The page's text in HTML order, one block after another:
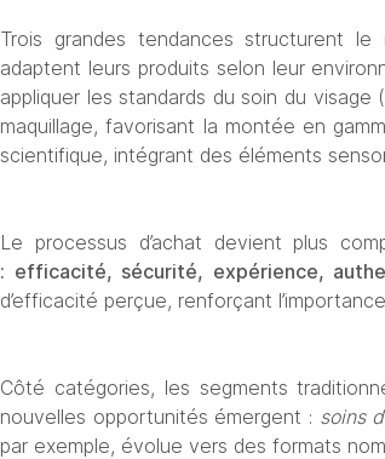
Trois grandes tendances structurent le
adaptent leurs produits selon leur
appliquer les standards du soin du
maquillage, favorisant la montée en
scientifique, intégrant des éléments
Le processus d’achat devient plus
: efficacité, sécurité, expérience,
d’efficacité perçue, renforçant
Côté catégories, les segments
nouvelles opportunités émergent : soins
par exemple, évolue vers des formats